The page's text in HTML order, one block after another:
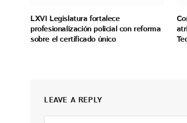
LXVI Legislatura fortalece
profesionalización policial con reforma
sobre el certificado único
LEAVE A REPLY